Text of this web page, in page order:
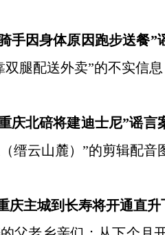
手因身体原因跑步送餐”
腿配送外卖”的不实信
庆北碚将建迪士尼”谣言
缙云山麓）”的剪辑配音
庆主城到长寿将开通直